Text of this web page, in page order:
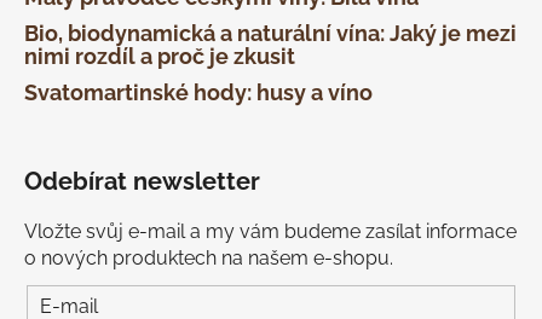
Bio, biodynamická a naturální vína: Jaký je mezi
nimi rozdíl a proč je zkusit
Svatomartinské hody: husy a víno
Odebírat newsletter
Vložte svůj e-mail a my vám budeme zasílat informace
o nových produktech na našem e-shopu.
E-mail